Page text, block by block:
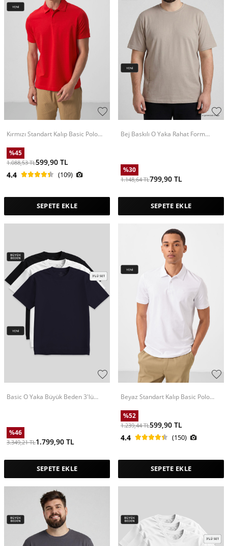
Kırmızı Standart Kalıp Basic Polo
%45
1.088,53TL599,90 TL
4.4
(109)
SEPETE EKLE
Bej Baskılı O Yaka Rahat Form
%30
1.148,64TL799,90 TL
SEPETE EKLE
Basic O Yaka Büyük Beden 3'lü
%46
3.349,21TL1.799,90 TL
SEPETE EKLE
Beyaz Standart Kalıp Basic Polo
%52
1.239,44TL599,90 TL
4.4
(150)
SEPETE EKLE